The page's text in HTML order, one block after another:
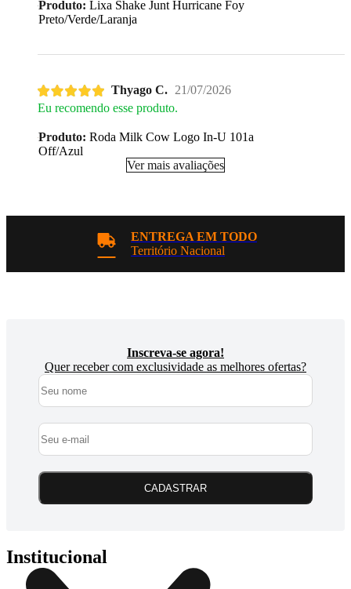
Produto: Lixa Shake Junt Hurricane Foy
Preto/Verde/Laranja
Thyago C. 21/07/2026
Eu recomendo esse produto.
Produto: Roda Milk Cow Logo In-U 101a
Off/Azul
Ver mais avaliações
ENTREGA EM TODO
Território Nacional
Inscreva-se agora!
Quer receber com exclusividade as melhores ofertas?
CADASTRAR
Institucional